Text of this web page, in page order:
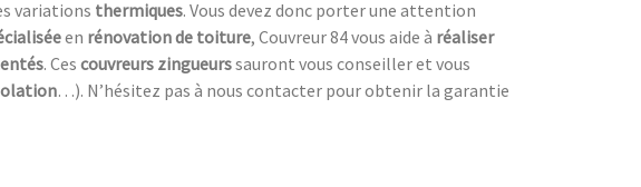
variations thermiques. Vous devez donc porter une attention
en rénovation de toiture, Couvreur 84 vous aide à réaliser
. Ces couvreurs zingueurssauront vous conseiller et vous
…). N’hésitez pas à nous contacter pour obtenir la garantie